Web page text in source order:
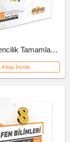
LGS 8 Öğrencilik Tamamlama Testi Matematik
Kitap İncele